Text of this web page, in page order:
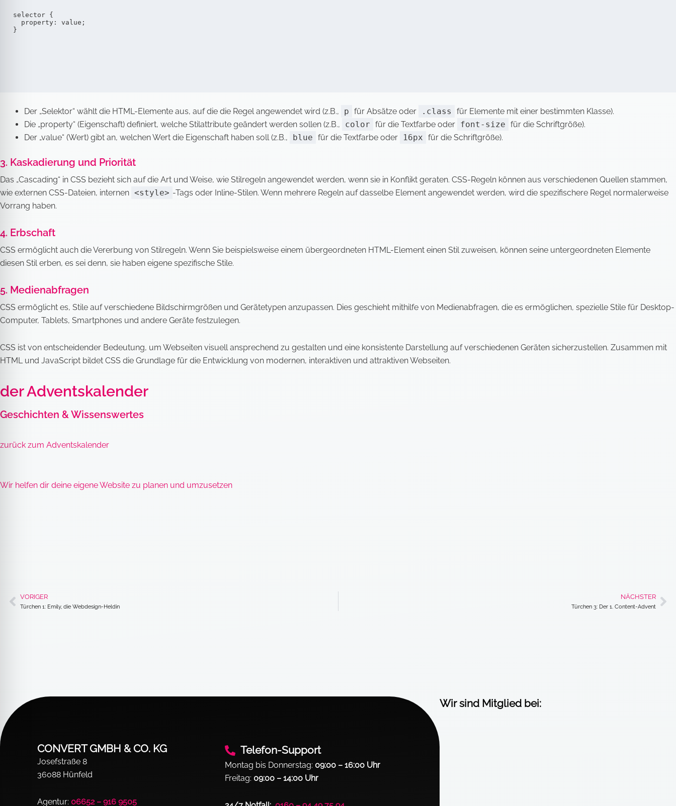
selector {
  property: value;
}
Der „Selektor“ wählt die HTML-Elemente aus, auf die die Regel angewendet wird (z.B., p für Absätze oder .class
für Elemente mit einer bestimmten Klasse).
Die „property“ (Eigenschaft) definiert, welche Stilattribute geändert werden sollen (z.B.,
color für die Textfarbe oder font-size für die Schriftgröße).
Der „value“ (Wert) gibt an, welchen Wert die Eigenschaft haben soll (z.B.,
blue für die Textfarbe oder 16px für die Schriftgröße).
3. Kaskadierung und Priorität
Das „Cascading“ in CSS bezieht sich auf die Art und Weise, wie Stilregeln angewendet werden, wenn sie in Konflikt geraten. CSS-Regeln können aus verschiedenen Quellen stammen,
wie externen CSS-Dateien, internen <style> -Tags oder Inline-Stilen. Wenn mehrere Regeln auf dasselbe Element angewendet werden, wird die spezifischere Regel normalerweise
Vorrang haben.
4. Erbschaft
CSS ermöglicht auch die Vererbung von Stilregeln. Wenn Sie beispielsweise einem übergeordneten HTML-Element einen Stil zuweisen, können seine untergeordneten Elemente
diesen Stil erben, es sei denn, sie haben eigene spezifische Stile.
5. Medienabfragen
CSS ermöglicht es, Stile auf verschiedene Bildschirmgrößen und Gerätetypen anzupassen. Dies geschieht mithilfe von Medienabfragen, die es ermöglichen, spezielle Stile für Desktop-
Computer, Tablets, Smartphones und andere Geräte festzulegen.
CSS ist von entscheidender Bedeutung, um Webseiten visuell ansprechend zu gestalten und eine konsistente Darstellung auf verschiedenen Geräten sicherzustellen. Zusammen mit
HTML und JavaScript bildet CSS die Grundlage für die Entwicklung von modernen, interaktiven und attraktiven Webseiten.
der Adventskalender
Geschichten & Wissenswertes
zurück zum Adventskalender
Wir helfen dir deine eigene Website zu planen und umzusetzen
Zurück
VORIGER
Türchen 1: Emily, die Webdesign-Heldin
NÄCHSTER
Türchen 3: Der 1. Content-Advent
CONVERT GMBH & CO. KG
Josefstraße 8
36088 Hünfeld
Agentur: 06652 – 916 9505
Telefon-Support
Montag bis Donnerstag: 09:00 – 16:00 Uhr
Freitag: 09:00 – 14:00 Uhr
Wir sind Mitglied bei: